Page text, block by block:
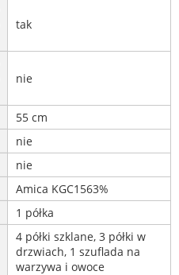
tak
nie
55 cm
nie
nie
Amica KGC1563%
1 półka
4 półki szklane, 3 półki w
drzwiach, 1 szuflada na
warzywa i owoce